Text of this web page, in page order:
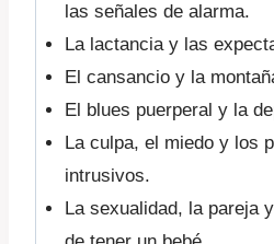
las señales de alarma.
La lactancia y las
El cansancio y la
El blues puerperal y la
La culpa, el miedo y los
intrusivos.
La sexualidad, la pareja